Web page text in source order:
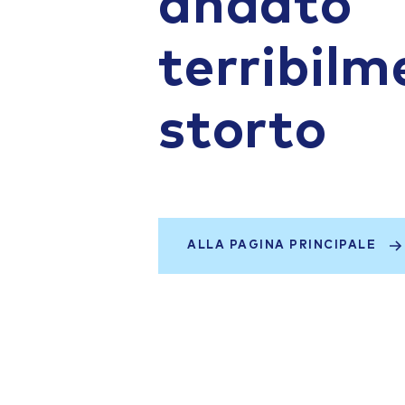
storto
ALLA PAGINA PRINCIPALE